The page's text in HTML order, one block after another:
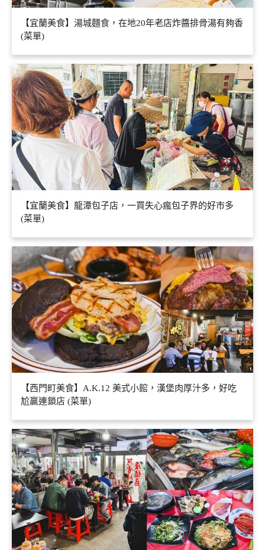
【宜蘭美食】湯城麵食，在地20年老店炸醬排骨湯有夠香
(菜單)
【宜蘭美食】龍潭包子店，一買失心瘋包子界的好市多
(菜單)
【西門町美食】A.K.12 美式小館，漢堡肉厚汁多，好吃
尬贏連鎖店 (菜單)